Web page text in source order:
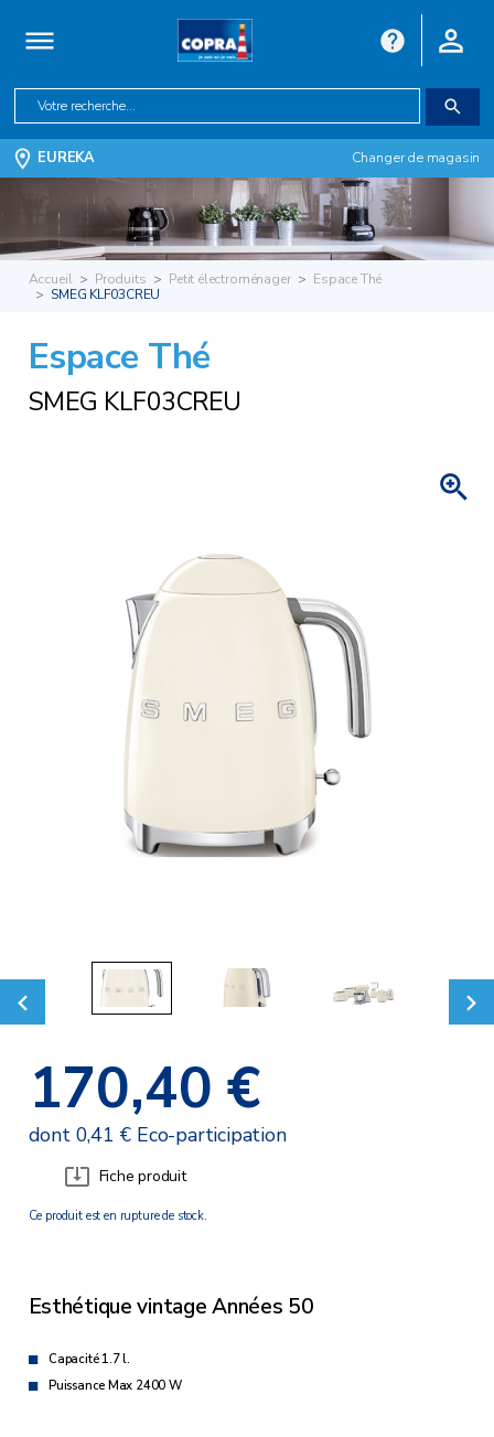
EUREKA Changer de magasin
Accueil Produits Petit électroménager
Espace Thé
SMEG KLF03CREU
Espace Thé
SMEG KLF03CREU
170,40 €
dont 0,41 € Eco-participation
Fiche produit
Ce produit est en rupture de stock.
Esthétique vintage Années 50
Capacité 1.7 l.
Puissance Max 2400 W